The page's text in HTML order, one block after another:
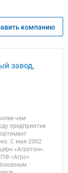
компанию
завод,
чем
предприятие
С мая 2002
«Агротон».
«Агро»